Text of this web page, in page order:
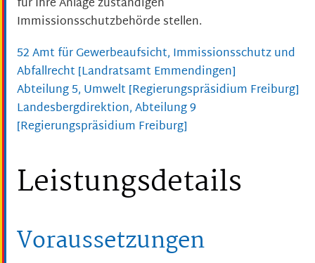
für Ihre Anlage zuständigen
Immissionsschutzbehörde stellen.
52 Amt für Gewerbeaufsicht, Immissionsschutz und
Abfallrecht [Landratsamt Emmendingen]
Abteilung 5, Umwelt [Regierungspräsidium Freiburg]
Landesbergdirektion, Abteilung 9
[Regierungspräsidium Freiburg]
Leistungsdetails
Voraussetzungen